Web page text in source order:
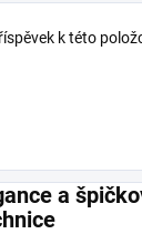
k této
a